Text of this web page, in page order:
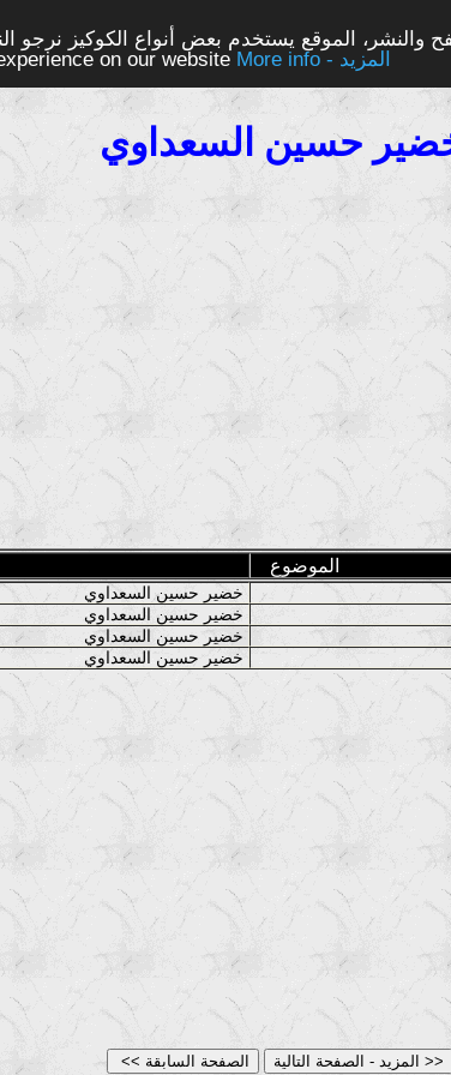
والنشر، الموقع يستخدم بعض أنواع الكوكيز نرجو
on our website
More info - المزيد
حسين السعداوي
الموضوع